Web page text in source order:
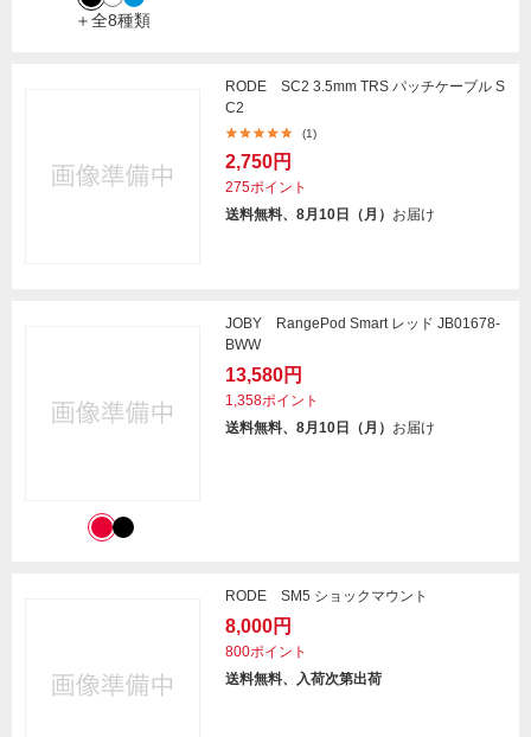
＋全8種類
RODE SC2 3.5mm TRS パッチケーブル S
C2
(1)
2,750円
275ポイント
送料無料、8月10日（月） お届け
JOBY RangePod Smart レッド JB01678-
BWW
13,580円
1,358ポイント
送料無料、8月10日（月） お届け
RODE SM5 ショックマウント
8,000円
800ポイント
送料無料、入荷次第出荷